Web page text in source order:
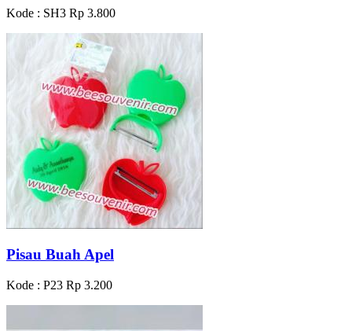
Kode : SH3 Rp 3.800
Pisau Buah Apel
Kode : P23 Rp 3.200